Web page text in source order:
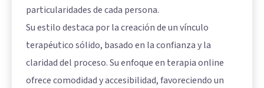
particularidades de cada persona.
Su estilo destaca por la creación de un vínculo
terapéutico sólido, basado en la confianza y la
claridad del proceso. Su enfoque en terapia online
ofrece comodidad y accesibilidad, favoreciendo un